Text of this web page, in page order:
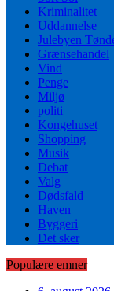
Kriminalitet
Uddannelse
Julebyen
Grænsehandel
Vind
Penge
Miljø
politi
Kongehuset
Shopping
Musik
Debat
Valg
Dødsfald
Haven
Byggeri
Det sker
Populære emner